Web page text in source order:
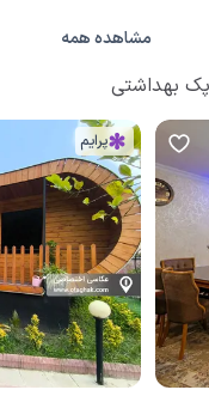
مشاهده همه
پک بهداشتی
پرایم